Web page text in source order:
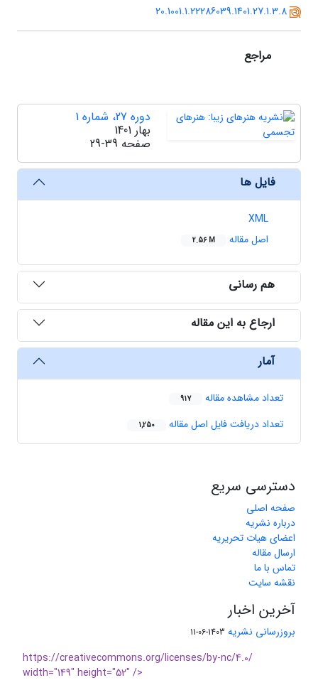
20.1001.1.22286039.1401.27.1.3.8
مراجع
دوره 27، شماره 1
بهار 1401
صفحه 29-39
فایل ها
XML
اصل مقاله
2.56 M
هم رسانی
ارجاع به این مقاله
آمار
تعداد مشاهده مقاله 917
تعداد دریافت فایل اصل مقاله 1,250
دسترسی سریع
صفحه اصلی
درباره نشریه
اعضای هیات تحریریه
ارسال مقاله
تماس با ما
نقشه سایت
آخرین اخبار
بروزرسانی نشریه 1403-06-11
https://creativecommons.org/licenses/by-nc/4.0/
width="149" height="52" />